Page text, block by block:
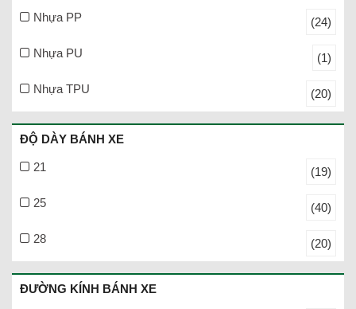
Nhựa PP (24)
Nhựa PU (1)
Nhựa TPU (20)
ĐỘ DÀY BÁNH XE
21 (19)
25 (40)
28 (20)
ĐƯỜNG KÍNH BÁNH XE